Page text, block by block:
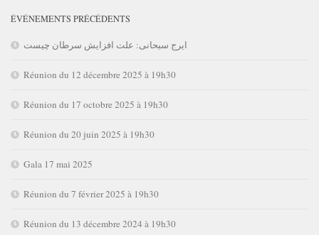
ÉVÉNEMENTS PRÉCÉDENTS
ایرج سبحانی: علت افزایش سرطان چیست
Réunion du 12 décembre 2025 à 19h30
Réunion du 17 octobre 2025 à 19h30
Réunion du 20 juin 2025 à 19h30
Gala 17 mai 2025
Réunion du 7 février 2025 à 19h30
Réunion du 13 décembre 2024 à 19h30